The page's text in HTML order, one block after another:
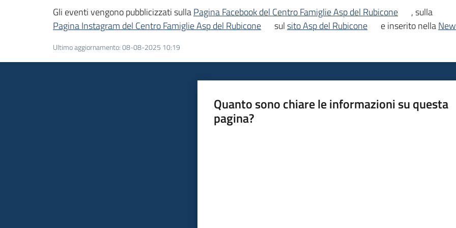
Gli eventi vengono pubblicizzati sullaPagina Facebook del Centro Famiglie Asp del Rubicone
, sulla
Pagina Instagram del Centro Famiglie Asp del Rubicone
sulsito Asp del Rubicone e inserito nella
Ultimo aggiornamento:08-08-2025 10:19
Quanto sono chiare le informazioni su questa
pagina?